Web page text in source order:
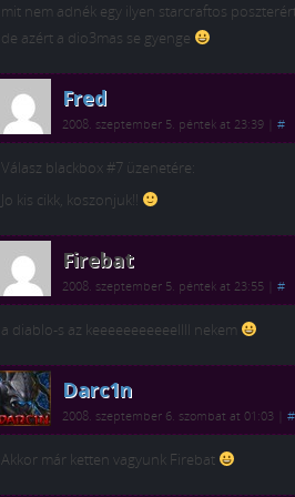
mit nem adnék egy ilyen starcraftos
de azért a dio3mas se gyenge
Fred
2008. szeptember 5. péntek at 23:39 #
Válasz blackbox #7 üzenetére:
Jo kis cikk, koszonjuk!!
Firebat
2008. szeptember 5. péntek at 23:55 #
a diablo-s az keeeeeeeeeeellll nekem
Darc1n
2008. szeptember 6. szombat at 01:03 #
Akkor már ketten vagyunk Firebat